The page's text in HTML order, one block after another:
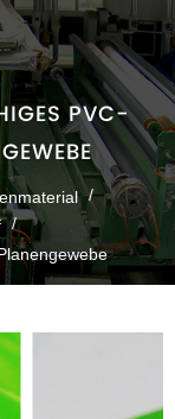
PVC-
/
/